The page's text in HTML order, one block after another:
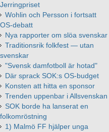
Jerringpriset
Wohlin och Persson i fortsatt
OS-debatt
Nya rapporter om slöa svenskar
Traditionsrik folkfest — utan
svenskar
"Svensk damfotboll är hotad"
Där sprack SOK:s OS-budget
Konsten att hitta en sponsor
Trenden uppenbar i Allsvenskan
SOK borde ha lanserat en
folkomröstning
1) Malmö FF hjälper unga